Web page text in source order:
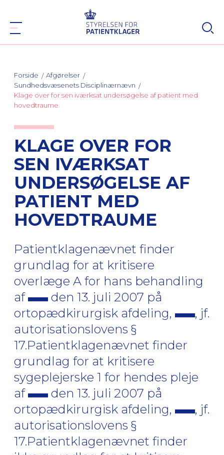
Forside
Afgørelser
Sundhedsvæsenets Disciplinærnævn
Klage over for sen iværksat undersøgelse af patient med
hovedtraume
KLAGE OVER FOR
SEN IVÆRKSAT
UNDERSØGELSE AF
PATIENT MED
HOVEDTRAUME
Patientklagenævnet finder
grundlag for at kritisere
overlæge A for hans behandling
af
den 13. juli 2007 på
ortopædkirurgisk afdeling,
, jf.
autorisationslovens §
17.Patientklagenævnet finder
grundlag for at kritisere
sygeplejerske 1 for hendes pleje
af
den 13. juli 2007 på
ortopædkirurgisk afdeling,
, jf.
autorisationslovens §
17.Patientklagenævnet finder